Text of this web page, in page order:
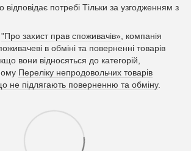
потребі Тільки за узгодженням з
"Про захист прав споживачів» , компанія
в обміні та поверненні товарів
вони відносяться до категорій,
Переліку непродовольчих товарів
не підлягають поверненню та обміну.